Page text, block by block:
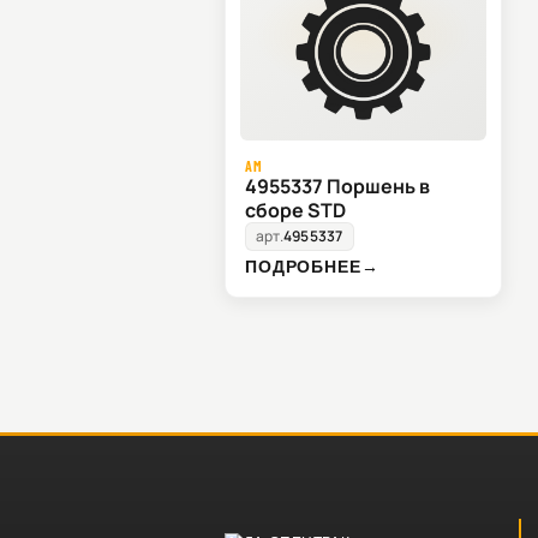
AM
4955337 Поршень в
сборе STD
арт.4955337
ПОДРОБНЕЕ→